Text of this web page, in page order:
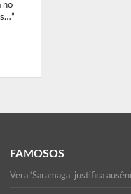
no
FAMOSOS
Vera ‘Saramaga’ justifica